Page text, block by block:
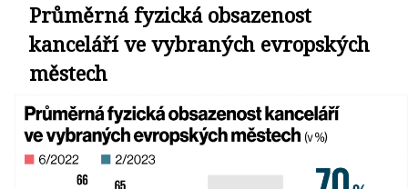
Průměrná fyzická obsazenost
kanceláří ve vybraných evropských
městech